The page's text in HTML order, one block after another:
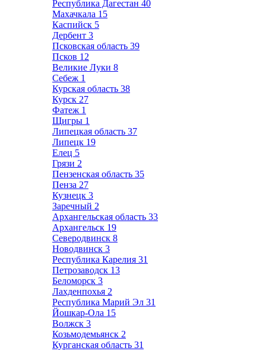
Республика Дагестан 40
Махачкала 15
Каспийск 5
Дербент 3
Псковская область 39
Псков 12
Великие Луки 8
Себеж 1
Курская область 38
Курск 27
Фатеж 1
Щигры 1
Липецкая область 37
Липецк 19
Елец 5
Грязи 2
Пензенская область 35
Пенза 27
Кузнецк 3
Заречный 2
Архангельская область 33
Архангельск 19
Северодвинск 8
Новодвинск 3
Республика Карелия 31
Петрозаводск 13
Беломорск 3
Лахденпохья 2
Республика Марий Эл 31
Йошкар-Ола 15
Волжск 3
Козьмодемьянск 2
Курганская область 31